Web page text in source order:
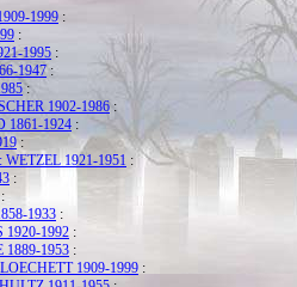
1999 :
:
1995 :
1947:
:
1902-1986:
1861-1924 :
:
1921-1951 :
:
:
1933 :
1920-1992 :
1889-1953 :
1909-1999 :